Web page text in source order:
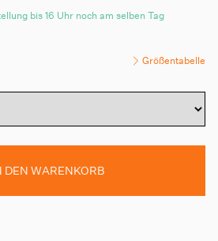
bis 16 Uhr noch am selben Tag
Größentabelle
DEN WARENKORB